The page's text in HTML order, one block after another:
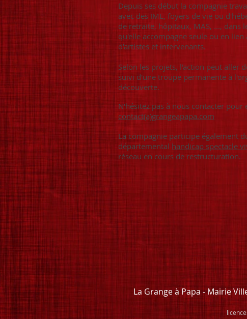
Depuis ses début la compagnie
avec des IME, foyers de vie ou
de retraite, hôpitaux, MAS, ..., dans
qu'elle accompagne seule ou en lien
d'artistes et intervenants.
Selon les projets, l'action peut aller
suivi d'une troupe permanente à
découverte.
N'hésitez pas à nous contacter pour
contact(a)grangeapapa.com
La compagnie participe également
départemental handicap spectacle
réseau en cours de restructuration.
La Grange à Papa - Mairie